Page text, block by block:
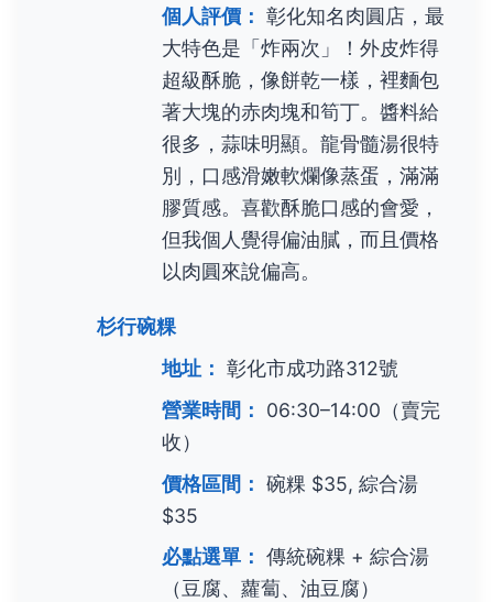
個人評價： 彰化知名肉圓店，最
大特色是「炸兩次」！外皮炸得
超級酥脆，像餅乾一樣，裡麵包
著大塊的赤肉塊和筍丁。醬料給
很多，蒜味明顯。龍骨髓湯很特
別，口感滑嫩軟爛像蒸蛋，滿滿
膠質感。喜歡酥脆口感的會愛，
但我個人覺得偏油膩，而且價格
以肉圓來說偏高。
杉行碗粿
地址： 彰化市成功路312號
營業時間：
06:30–14:00（賣完
收）
價格區間： 碗粿 $35, 綜合湯
$35
必點選單： 傳統碗粿 + 綜合湯
（豆腐、蘿蔔、油豆腐）